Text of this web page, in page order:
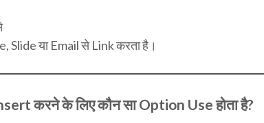
या Email से Link करता है।
करने के लिए कौन सा Option Use होता है?